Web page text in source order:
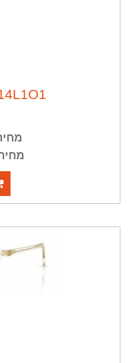
מחיר